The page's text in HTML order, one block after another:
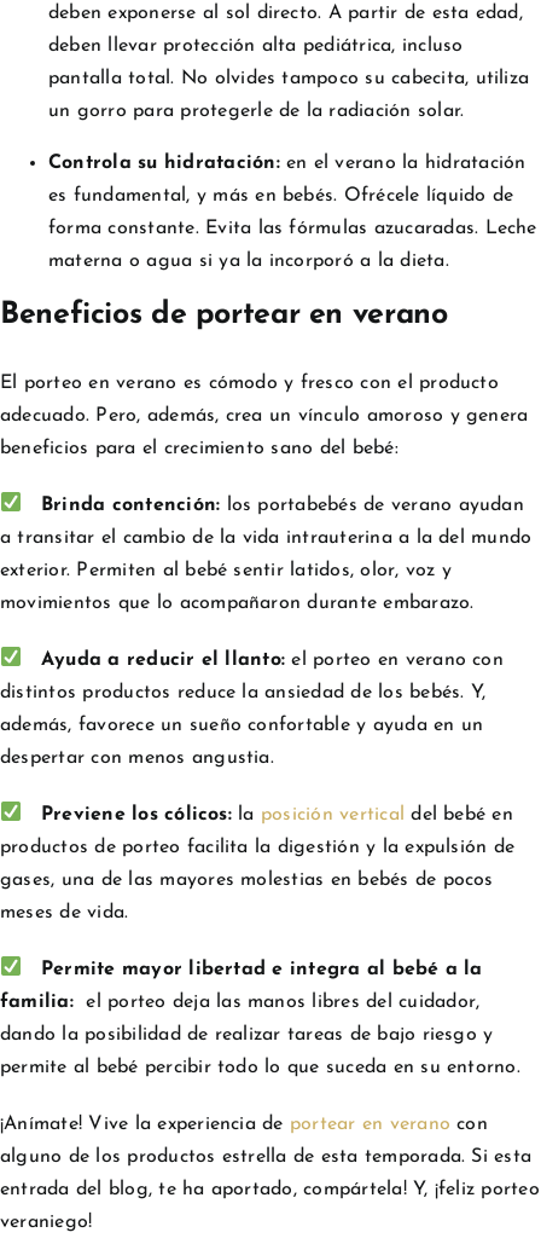
deben exponerse al sol directo. A partir de esta edad,
deben llevar protección alta pediátrica, incluso
pantalla total. No olvides tampoco su cabecita, utiliza
un gorro para protegerle de la radiación solar.
Controla su hidratación:en el verano la hidratación
es fundamental, y más en bebés. Ofrécele líquido de
forma constante. Evita las fórmulas azucaradas. Leche
materna o agua si ya la incorporó a la dieta.
Beneficios de portear en verano
El porteo en verano es cómodo y fresco con el producto
adecuado. Pero, además, crea un vínculo amoroso y genera
beneficios para el crecimiento sano del bebé:
Brinda contención: los portabebés de verano ayudan
a transitar el cambio de la vida intrauterina a la del mundo
exterior. Permiten al bebé sentir latidos, olor, voz y
movimientos que lo acompañaron durante embarazo.
Ayuda a reducir el llanto: el porteo en verano con
distintos productos reduce la ansiedad de los bebés. Y,
además, favorece un sueño confortable y ayuda en un
despertar con menos angustia.
Previene los cólicos:la posición vertical
del bebé en
productos de porteo facilita la digestión y la expulsión de
gases, una de las mayores molestias en bebés de pocos
meses de vida.
Permite mayor libertad e integra al bebé a la
familia:el porteo deja las manos libres del cuidador,
dando la posibilidad de realizar tareas de bajo riesgo y
permite al bebé percibir todo lo que suceda en su entorno.
¡Anímate! Vive la experiencia de portear en verano con
alguno de los productos estrella de esta temporada. Si esta
entrada del blog, te ha aportado, compártela! Y, ¡feliz porteo
veraniego!